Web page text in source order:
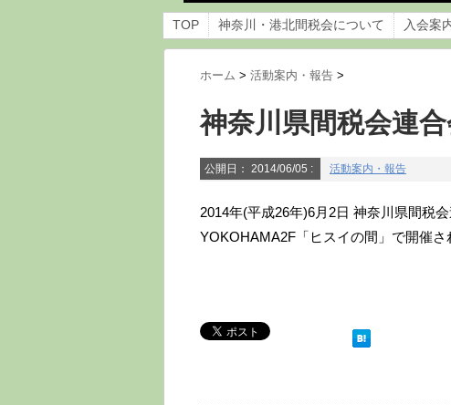
TOP 神奈川・港北間税会について 入会案
ホーム > 活動案内・報告 >
神奈川県間税会連
公開日： 2014/06/05 : 活動案内・報告
2014年(平成26年)6月2日 神奈川県間税
YOKOHAMA2F「ヒスイの間」で開催さ